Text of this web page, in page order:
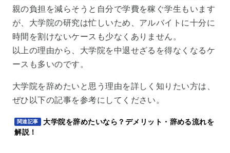
親の負担を減らそうと自分で学費を稼ぐ学生もいます
が、大学院の研究は忙しいため、アルバイトに十分に
時間を割けないケースも少なくありません。
以上の理由から、大学院を中退せざるを得なくなるケ
ースも多いのです。
大学院を辞めたいと思う理由を詳しく知りたい方は、
ぜひ以下の記事を参考にしてください。
関連記事
大学院を辞めたいなら？デメリット・辞める流れを
解説！